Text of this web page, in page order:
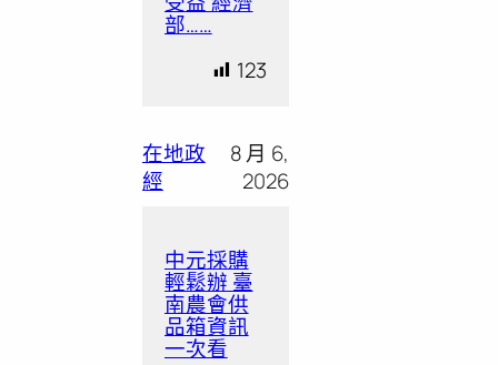
部……
123
在地政
經
8 月 6,
2026
中元採購
輕鬆辦 臺
南農會供
品箱資訊
一次看